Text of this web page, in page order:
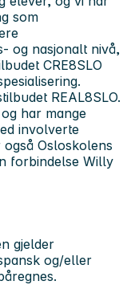
som
og nasjonalt nivå,
CRE8SLO
REAL8SLO.
har mange
involverte
Osloskolens
forbindelse Willy
gjelder
og/eller